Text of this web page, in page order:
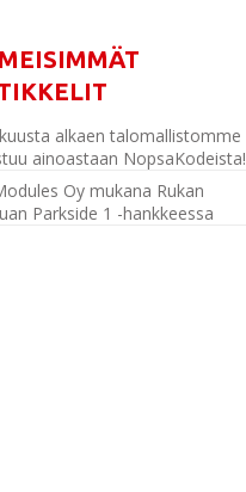
alkaen talomallistomme
ainoastaan NopsaKodeista!
Oy mukana Rukan
Parkside 1 -hankkeessa